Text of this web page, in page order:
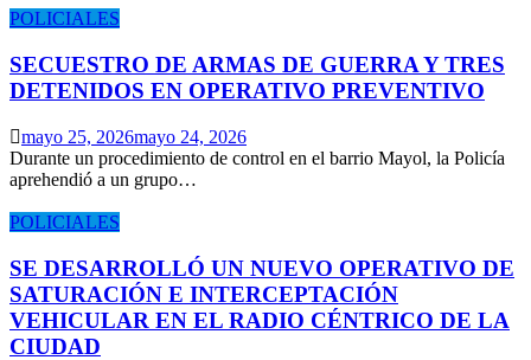
POLICIALES
SECUESTRO DE ARMAS DE GUERRA Y TRES
DETENIDOS EN OPERATIVO PREVENTIVO
mayo 25, 2026mayo 24, 2026
Durante un procedimiento de control en el barrio Mayol, la Policía
aprehendió a un grupo…
POLICIALES
SE DESARROLLÓ UN NUEVO OPERATIVO DE
SATURACIÓN E INTERCEPTACIÓN
VEHICULAR EN EL RADIO CÉNTRICO DE LA
CIUDAD